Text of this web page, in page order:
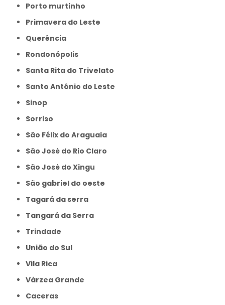
Porto murtinho
Primavera do Leste
Querência
Rondonópolis
Santa Rita do Trivelato
Santo Antônio do Leste
Sinop
Sorriso
São Félix do Araguaia
São José do Rio Claro
São José do Xingu
São gabriel do oeste
Tagará da serra
Tangará da Serra
Trindade
União do Sul
Vila Rica
Várzea Grande
caceras